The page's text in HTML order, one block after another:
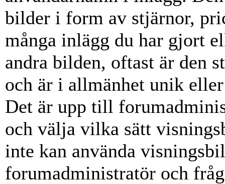
bilder i form av stjärnor,
många inlägg du har gjort
andra bilden, oftast är den
och är i allmänhet unik
Det är upp till
och välja vilka sätt
inte kan använda
forumadministratör och